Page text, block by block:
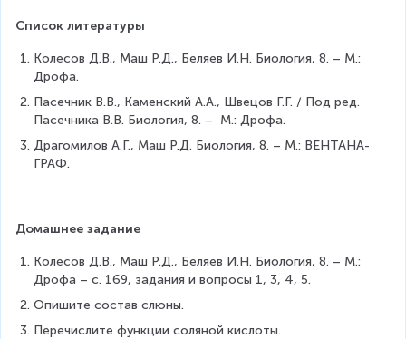
Список литературы
Колесов Д.В., Маш Р.Д., Беляев И.Н. Биология, 8. – М.:
Дрофа.
Пасечник В.В., Каменский А.А., Швецов Г.Г. / Под ред.
Пасечника В.В. Биология, 8. –  М.: Дрофа.
Драгомилов А.Г., Маш Р.Д. Биология, 8. – М.: ВЕНТАНА-
ГРАФ.
Домашнее задание
Колесов Д.В., Маш Р.Д., Беляев И.Н. Биология, 8. – М.:
Дрофа – с. 169, задания и вопросы 1, 3, 4, 5.
Опишите состав слюны.
Перечислите функции соляной кислоты.